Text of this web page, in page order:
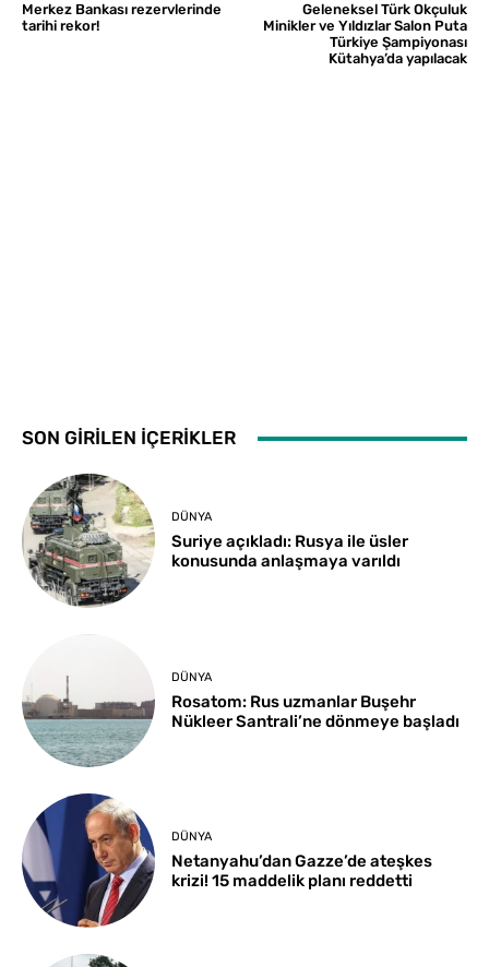
Merkez Bankası rezervlerinde
tarihi rekor!
Geleneksel Türk Okçuluk
Minikler ve Yıldızlar Salon Puta
Türkiye Şampiyonası
Kütahya’da yapılacak
SON GİRİLEN İÇERİKLER
DÜNYA
Suriye açıkladı: Rusya ile üsler
konusunda anlaşmaya varıldı
DÜNYA
Rosatom: Rus uzmanlar Buşehr
Nükleer Santrali’ne dönmeye başladı
DÜNYA
Netanyahu’dan Gazze’de ateşkes
krizi! 15 maddelik planı reddetti